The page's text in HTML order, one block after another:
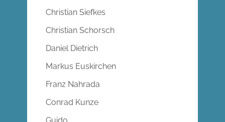
Christian Siefkes
Christian Schorsch
Daniel Dietrich
Markus Euskirchen
Franz Nahrada
Conrad Kunze